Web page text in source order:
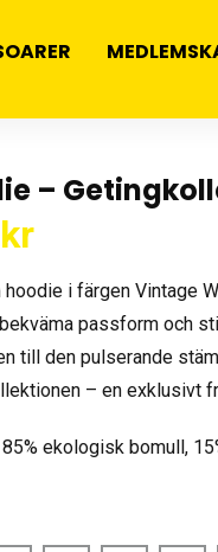
–
kr
hoodie i färgen Vintage
passform och
till den pulserande
– en exklusivt
ekologisk bomull,